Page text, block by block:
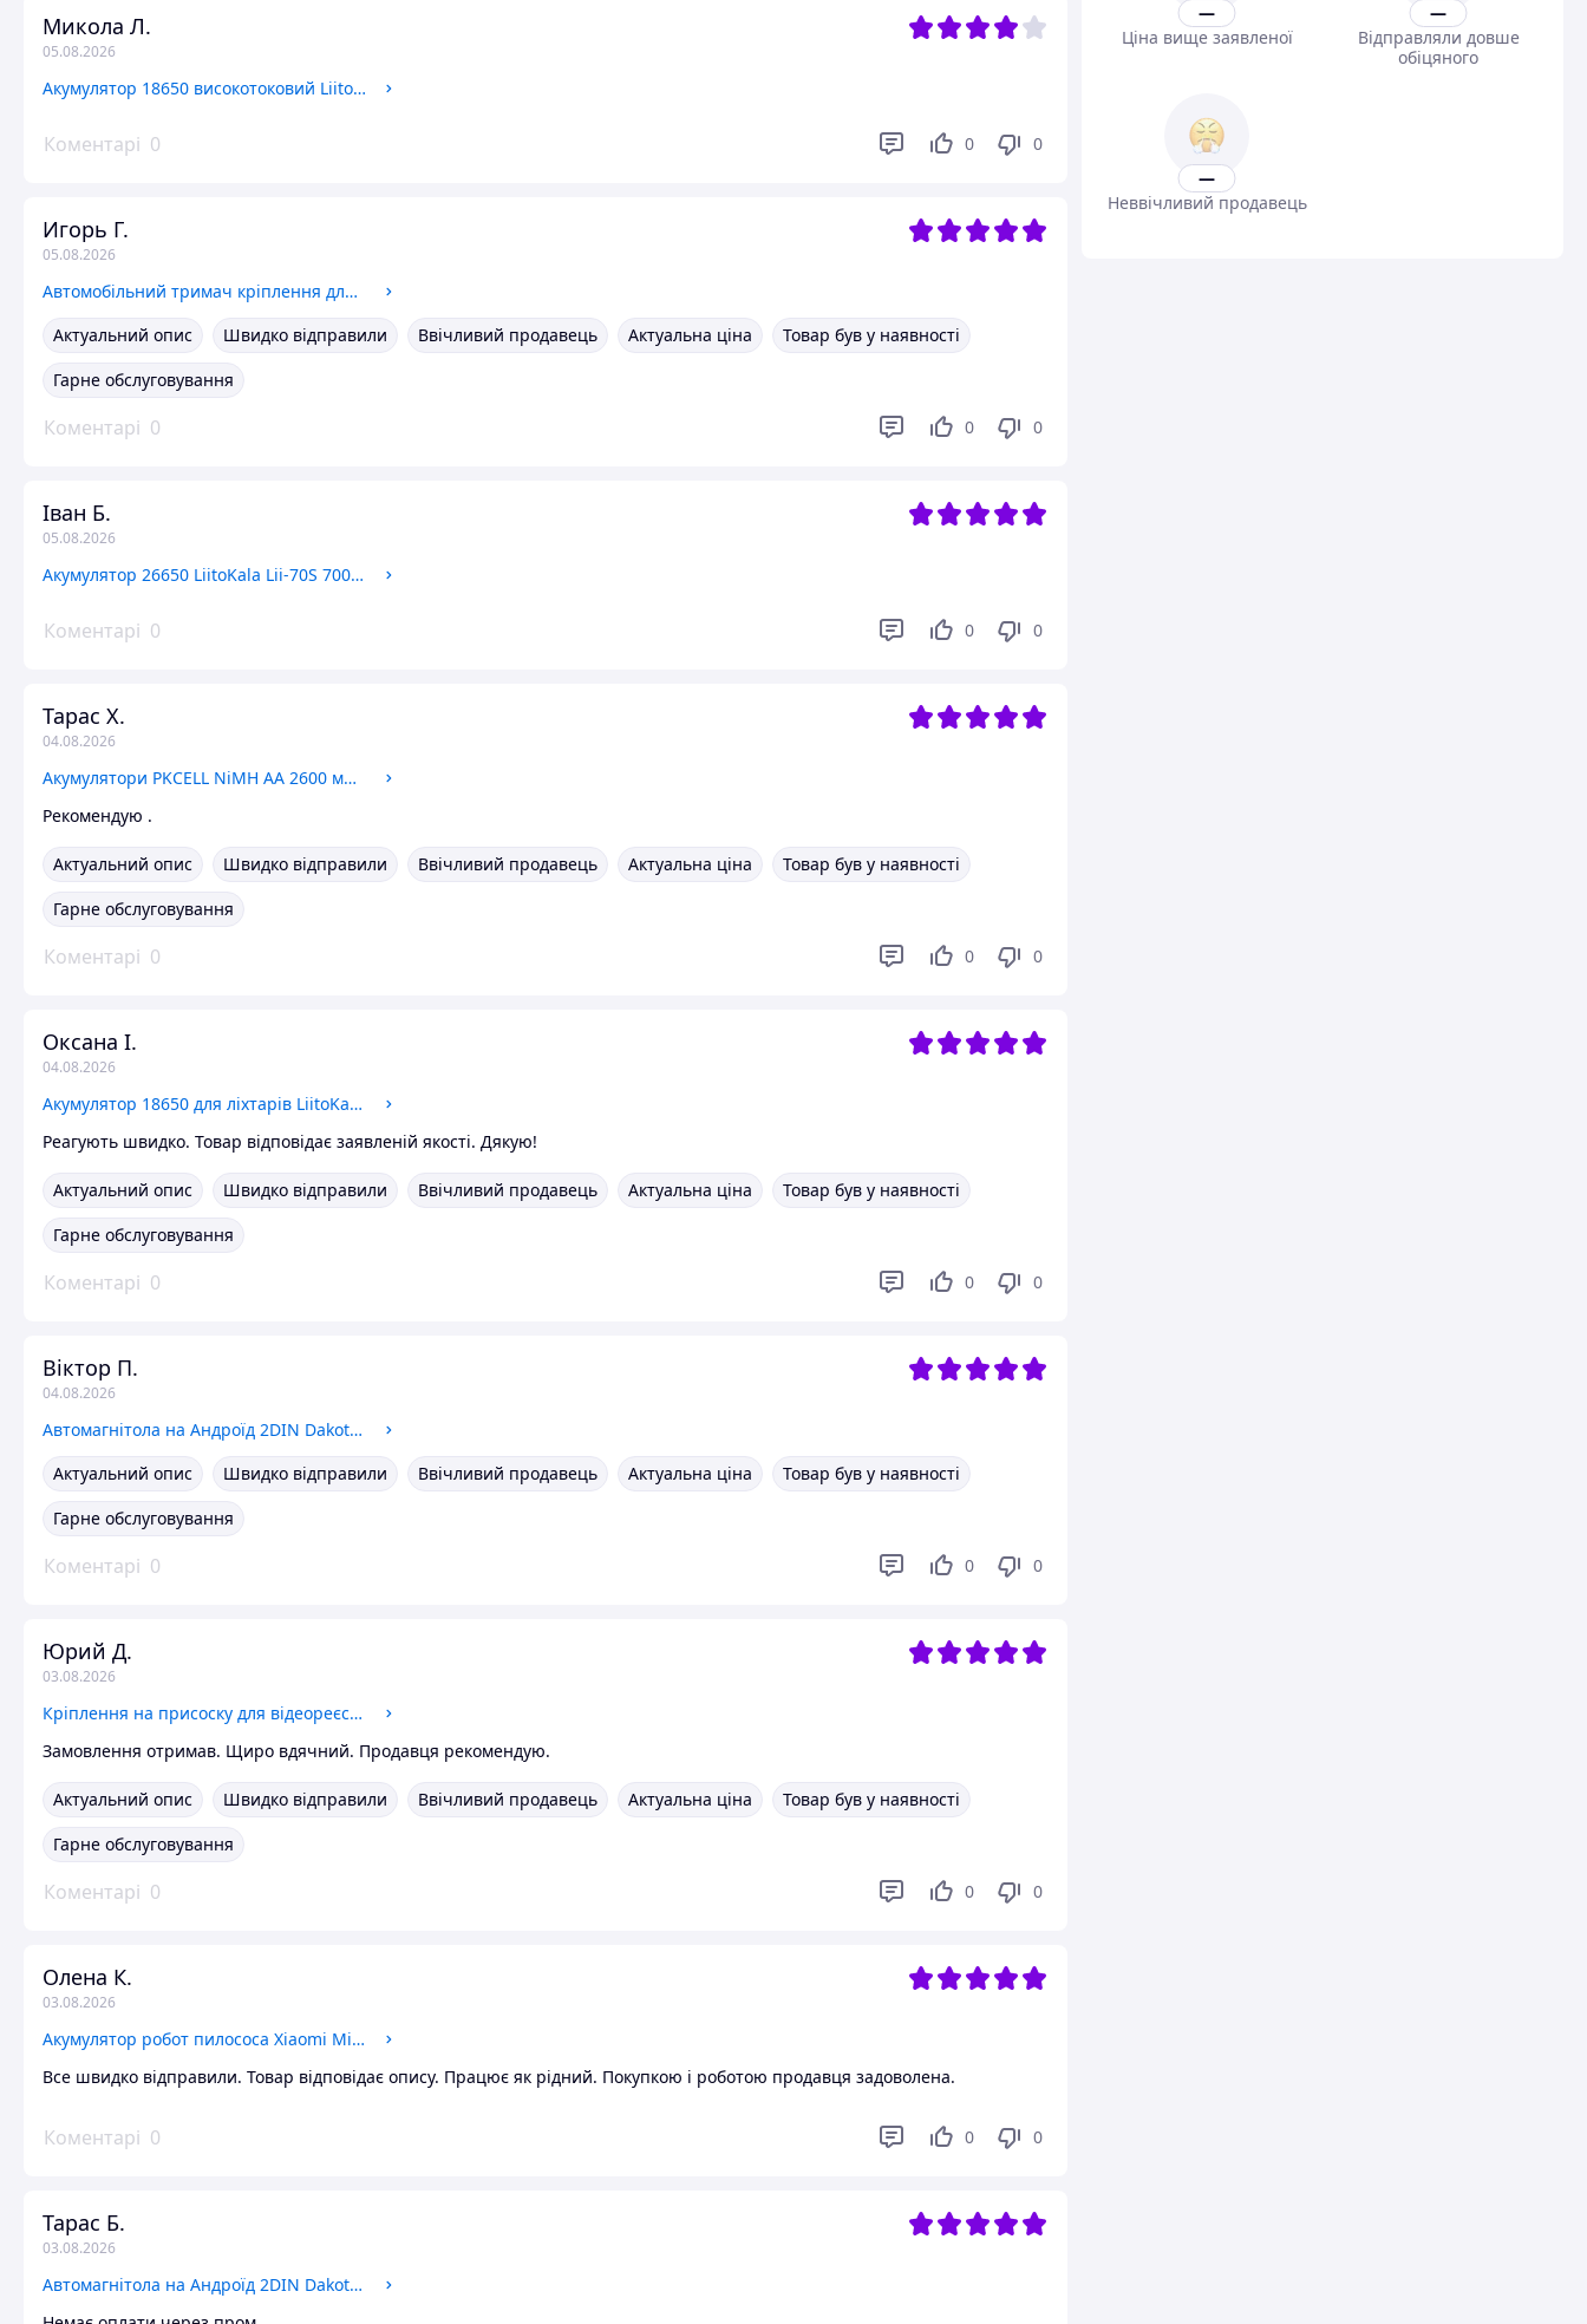
Микола Л.
05.08.2026
Акумулятор 18650 високотоковий LiitoKala HG2 18650 3000 mAh 20A Li-Ion LG Lii-HG2
Коментарі 0 0 0
Игорь Г.
05.08.2026
Автомобільний тримач кріплення для планшета DAKOTA SteelBall 90 на лобове скло присоска 90 мм автокріплення
Актуальний опис
Швидко відправили Ввічливий продавець Актуальна ціна
Товар був у наявності
Гарне обслуговування
Коментарі 0 0 0
Іван Б.
05.08.2026
Акумулятор 26650 LiitoKala Lii-70S 7000 мА·год оригінальний високої ємності 21А літій-іонна батарея 26650
Коментарі 0 0 0
Тарас Х.
04.08.2026
Акумулятори PKCELL NiMH AA 2600 мАг 1.2В нікель-металогідрид АА 2 шт в упаковці блістер Ni MH
Рекомендую .
Актуальний опис Швидко відправили Ввічливий продавець Актуальна ціна
Товар був у наявності
Гарне обслуговування
Коментарі 0 0 0
Оксана І.
04.08.2026
Акумулятор 18650 для ліхтарів LiitoKala Lii-34B NCR18650B 3400mAh 6A Li-Ion оригінал для повербанків
Реагують швидко. Товар відповідає заявленій якості. Дякую!
Актуальний опис Швидко відправили Ввічливий продавець Актуальна ціна
Товар був у наявності
Гарне обслуговування
Коментарі 0 0 0
Віктор П.
04.08.2026
Автомагнітола на Андроїд 2DIN Dakota K2001N 1gb/16gb екран 7 дюймів WiFi Bluetooth GPS навігація 2 ДІН
Актуальний опис
Швидко відправили Ввічливий продавець Актуальна ціна
Товар був у наявності
Гарне обслуговування
Коментарі 0 0 0
Юрий Д.
03.08.2026
Кріплення на присоску для відеореєстратора Xiaomi 70mai Smart Wi-Fi Car DVR 1S Midrive D06 і 70mai M300/M310
Замовлення отримав. Щиро вдячний. Продавця рекомендую.
Актуальний опис Швидко відправили Ввічливий продавець Актуальна ціна
Товар був у наявності
Гарне обслуговування
Коментарі 0 0 0
Олена К.
03.08.2026
Акумулятор робот пилососа Xiaomi Mi Robot Vacuum Mop Essential MJSTG1, Mijia G1, SKV4136GL SKV4135CN 3200 мАг 14,4В Rokkevolt
Все швидко відправили. Товар відповідає опису. Працює як рідний. Покупкою і роботою продавця задоволена.
Коментарі 0 0 0
Тарас Б.
03.08.2026
Автомагнітола на Андроїд 2DIN Dakota K2001N 1gb/16gb екран 7 дюймів WiFi Bluetooth GPS навігація 2 ДІН
—
Ціна вище заявленої
—
Відправляли довше
обіцяного
—
Неввічливий продавець